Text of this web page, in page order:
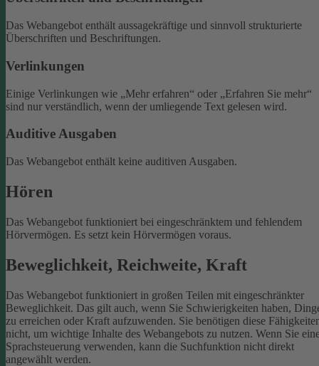
Das Webangebot enthält aussagekräftige und sinnvoll strukturierte
Überschriften und Beschriftungen.
Verlinkungen
Einige Verlinkungen wie „Mehr erfahren“ oder „Erfahren Sie mehr“
sind nur verständlich, wenn der umliegende Text gelesen wird.
Auditive Ausgaben
Das Webangebot enthält keine auditiven Ausgaben.
Hören
Das Webangebot funktioniert bei eingeschränktem und fehlendem
Hörvermögen. Es setzt kein Hörvermögen voraus.
Beweglichkeit, Reichweite, Kraft
Das Webangebot funktioniert in großen Teilen mit eingeschränkter
Beweglichkeit. Das gilt auch, wenn Sie Schwierigkeiten haben,
zu erreichen oder Kraft aufzuwenden. Sie benötigen diese
nicht, um wichtige Inhalte des Webangebots zu nutzen. Wenn Sie
Sprachsteuerung verwenden, kann die Suchfunktion nicht direkt
angewählt werden.